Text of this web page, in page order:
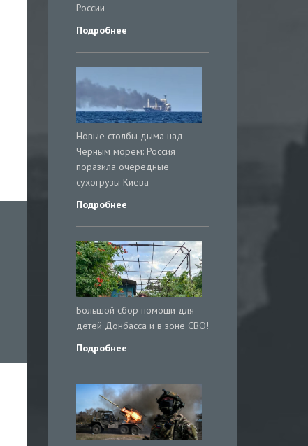
России
Подробнее
Новые столбы дыма над
Чёрным морем: Россия
поразила очередные
сухогрузы Киева
Подробнее
Большой сбор помощи для
детей Донбасса и в зоне СВО!
Подробнее